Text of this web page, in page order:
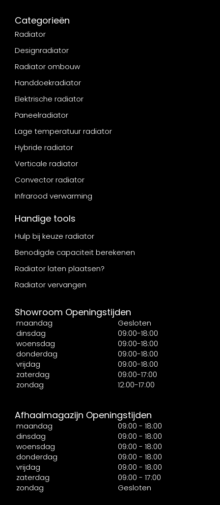
Categorieën
Radiator
Designradiator
Radiator ombouw
Handdoekradiator
Elektrische radiator
Paneelradiator
Lage temperatuur radiator
Hybride radiator
Verticale radiator
Convector radiator
Infrarood verwarming
Handige tools
Hulp bij keuze radiator
Benodigde capaciteit berekenen
Radiator laten plaatsen?
Radiator vervangen
Showroom Openingstijden
maandag
Gesloten
dinsdag
09:00-18:00
woensdag
09:00-18:00
donderdag
09:00-18:00
vrijdag
09:00-18:00
zaterdag
09:00-17:00
zondag
12:00-17:00
Afhaalmagazijn Openingstijden
maandag
09:00 - 18:00
dinsdag
09:00 - 18:00
woensdag
09:00 - 18:00
donderdag
09:00 - 18:00
vrijdag
09:00 - 18:00
zaterdag
09:00 - 17:00
zondag
Gesloten